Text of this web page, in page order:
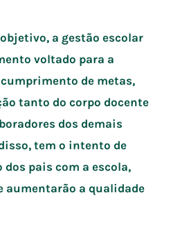
a gestão escolar
voltado para a
de metas,
tanto do corpo docente
dos demais
tem o intento de
pais com a escola,
aumentarão a qualidade